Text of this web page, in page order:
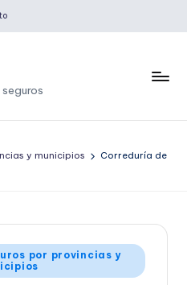
y municipios
Correduría de
por provincias y